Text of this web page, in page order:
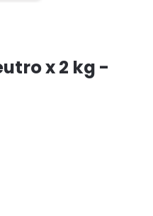
x 2 kg -